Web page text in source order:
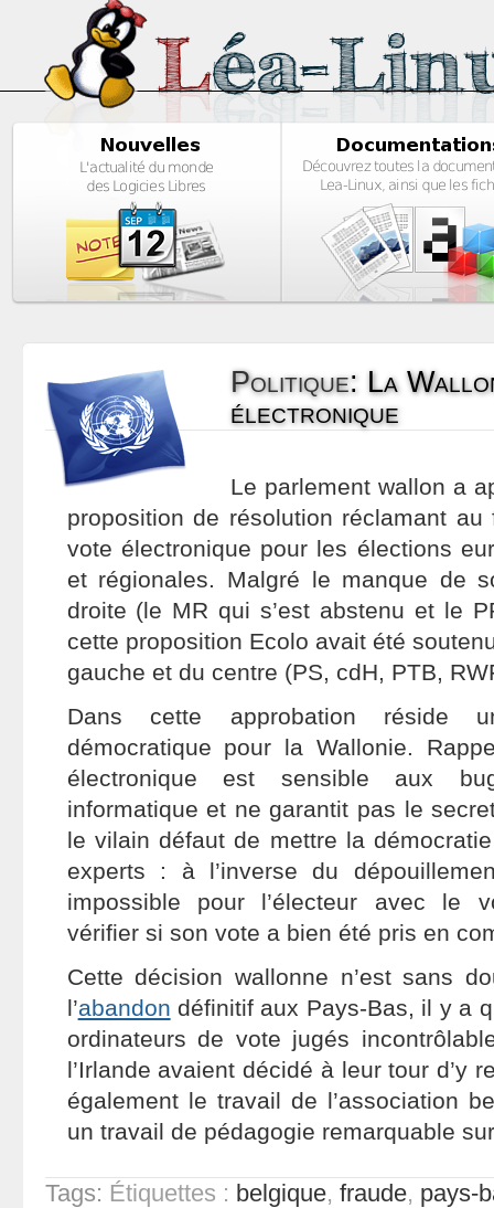
Politique: La
électronique
Le parlement wallon a
proposition de résolution réclamant au
vote électronique pour les élections
et régionales. Malgré le manque de
droite (le MR qui s’est abstenu et le
cette proposition Ecolo avait été
gauche et du centre (PS, cdH, PTB,
Dans cette approbation réside
démocratique pour la Wallonie.
électronique est sensible aux
informatique et ne garantit pas le
le vilain défaut de mettre la
experts : à l’inverse du
impossible pour l’électeur avec le
vérifier si son vote a bien été pris en
Cette décision wallonne n’est sans
l’abandon définitif aux Pays-Bas, il y a
ordinateurs de vote jugés
l’Irlande avaient décidé à leur tour d’y
également le travail de l’association
un travail de pédagogie remarquable
Tags: Étiquettes : belgique, fraude, pays-